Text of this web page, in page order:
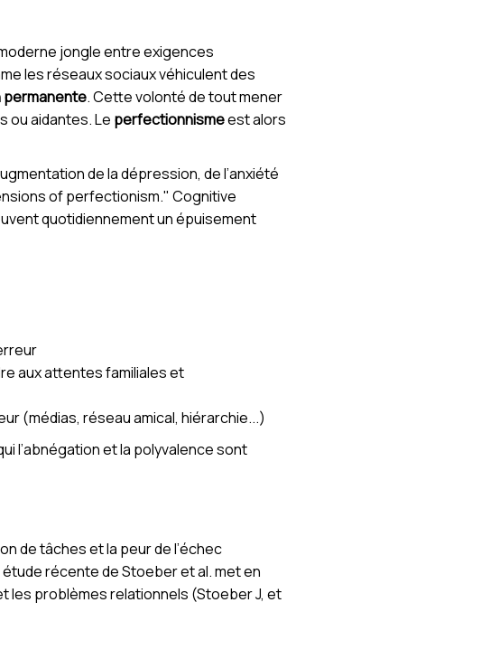
jongle entre exigences
les réseaux sociaux véhiculent des
. Cette volonté de tout mener
ou aidantes. Le perfectionnismeest alors
de la dépression, de l’anxiété
of perfectionism." Cognitive
quotidiennement un épuisement
aux attentes familiales et
(médias, réseau amical, hiérarchie...)
l’abnégation et la polyvalence sont
de tâches et la peur de l’échec
étude récente de Stoeber et al. met en
les problèmes relationnels (Stoeber J, et